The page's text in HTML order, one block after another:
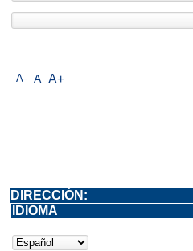
A- A A+
DIRECCIÓN:
IDIOMA